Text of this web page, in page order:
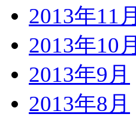
2013年11月
2013年10月
2013年9月
2013年8月